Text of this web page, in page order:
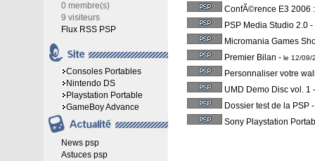
0 membre(s)
9 visiteurs
Flux RSS PSP
Consoles Portables
Nintendo DS
Playstation Portable
GameBoy Advance
News psp
Astuces psp
ConfÃ©rence E3 2006
PSP Media Studio 2.0 -
Micromania Games
Premier Bilan - le 12/09/
Personnaliser votre
UMD Demo Disc vol. 1
Dossier test de la PSP
Sony Playstation